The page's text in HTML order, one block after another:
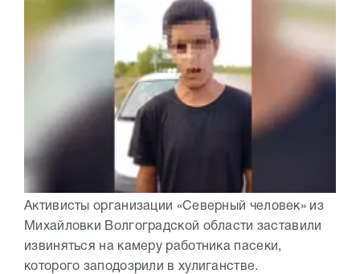
Активисты организации «Северный человек» из
Михайловки Волгоградской области заставили
извиняться на камеру работника пасеки,
которого заподозрили в хулиганстве.